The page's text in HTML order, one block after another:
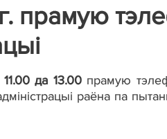
прамую
да 13.00прамую
раёна па